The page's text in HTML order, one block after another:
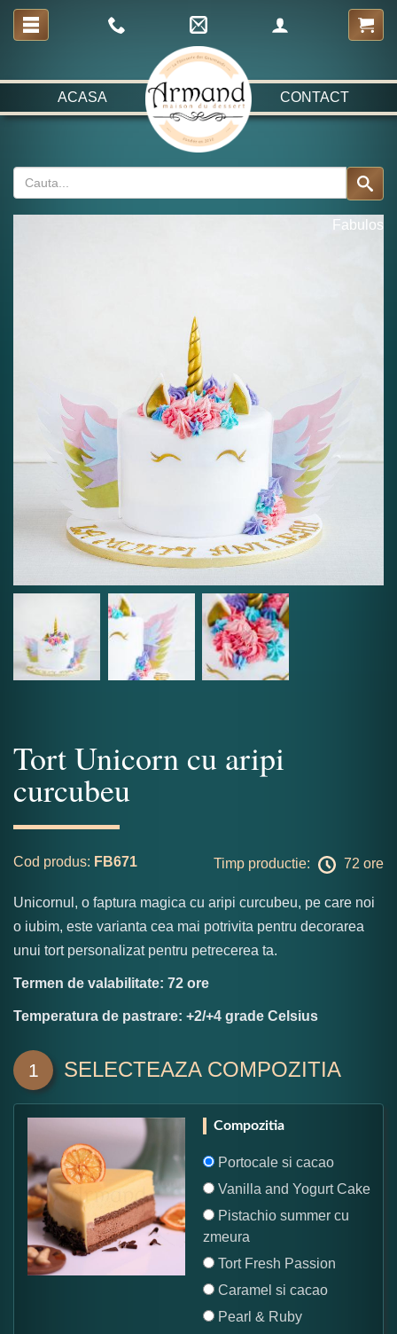
ACASA CONTACT
Fabulos
Tort Unicorn cu aripi
curcubeu
Cod produs: FB671 Timp productie: 72 ore
Unicornul, o faptura magica cu aripi curcubeu, pe care noi
o iubim, este varianta cea mai potrivita pentru decorarea
unui tort personalizat pentru petrecerea ta.
Termen de valabilitate: 72 ore
Temperatura de pastrare: +2/+4 grade Celsius
1 SELECTEAZA COMPOZITIA
Compozitia
Portocale si cacao
Vanilla and Yogurt Cake
Pistachio summer cu
zmeura
Tort Fresh Passion
Caramel si cacao
Pearl & Ruby